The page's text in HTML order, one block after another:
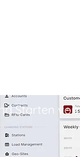
Starten von